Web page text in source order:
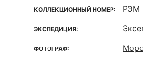
КОЛЛЕКЦИОННЫЙ НОМЕР: РЭМ
ЭКСПЕДИЦИЯ:
ФОТОГРАФ: